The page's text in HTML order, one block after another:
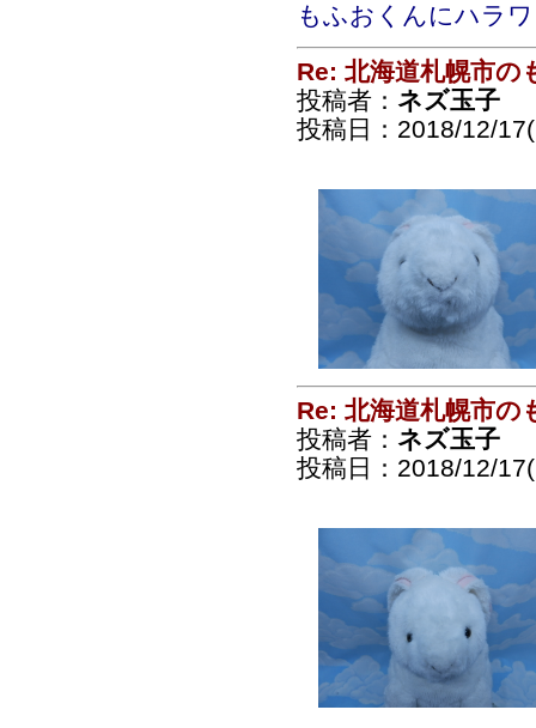
もふおくんにハラ
Re: 北海道札幌市の
投稿者： ネズ玉子
投稿日：2018/12/
Re: 北海道札幌市の
投稿者： ネズ玉子
投稿日：2018/12/